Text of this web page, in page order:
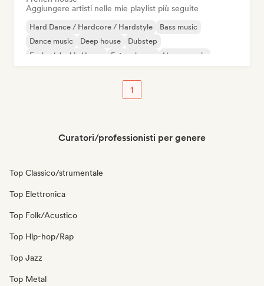
Aggiungere artisti nelle mie playlist più seguite
Hard Dance / Hardcore / Hardstyle
Bass music
Dance music
Deep house
Dubstep
Funky / Jackin House
Future house House music
1
Curatori/professionisti per genere
Top Classico/strumentale
Top Elettronica
Top Folk/Acustico
Top Hip-hop/Rap
Top Jazz
Top Metal